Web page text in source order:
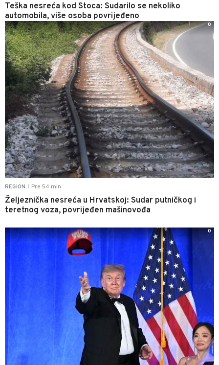
Teška nesreća kod Stoca: Sudarilo se nekoliko
automobila, više osoba povrijeđeno
REGION Pre 54 min
Željeznička nesreća u Hrvatskoj: Sudar putničkog i
teretnog voza, povrijeđen mašinovođa
0
0